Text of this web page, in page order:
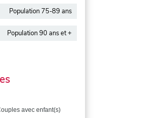
Population 75-89 ans
Population 90 ans et +
avec enfant(s)